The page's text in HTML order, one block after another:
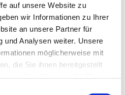
auf unsere Website zu
wir Informationen zu Ihrer
an unsere Partner für
und Analysen weiter. Unsere
möglicherweise mit
die Sie ihnen bereitgestellt